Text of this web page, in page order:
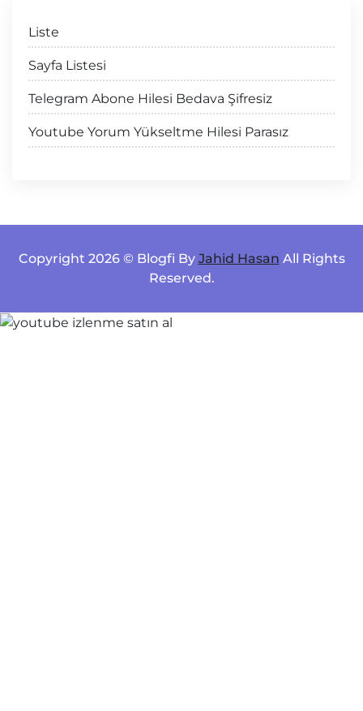
Liste
Sayfa Listesi
Telegram Abone Hilesi Bedava Şifresiz
Youtube Yorum Yükseltme Hilesi Parasız
Copyright 2026 © Blogfi By Jahid Hasan All Rights
Reserved.